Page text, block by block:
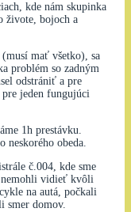
kde nám skupinka
živote, bojoch a
mať všetko), sa
problém so zadným
odstrániť a pre
jeden fungujúci
1h prestávku.
neskorého obeda.
č.004, kde sme
nemohli vidieť kvôli
na autá, počkali
smer domov.